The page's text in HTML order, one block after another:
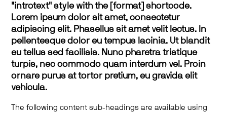
"introtext" style with the [format] shortcode.
Lorem ipsum dolor sit amet, consectetur
adipiscing elit. Phasellus sit amet velit lectus. In
pellentesque dolor eu tempus lacinia. Ut blandit
eu tellus sed facilisis. Nunc pharetra tristique
turpis, nec commodo quam interdum vel. Proin
ornare purus at tortor pretium, eu gravida elit
vehicula.
The following content sub-headings are available using